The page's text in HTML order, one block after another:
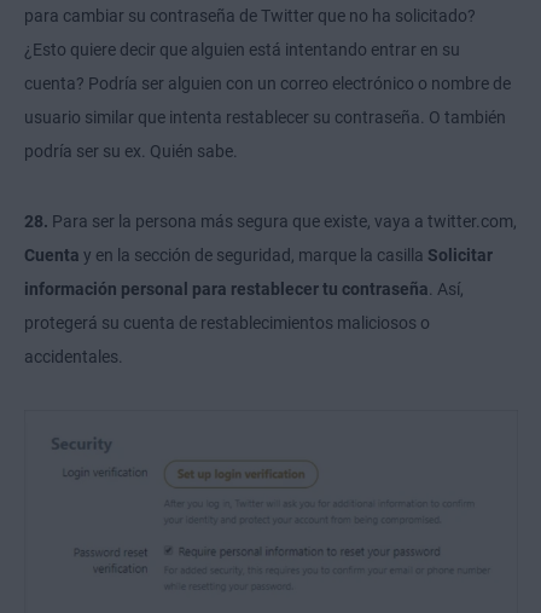
para cambiar su contraseña de Twitter que no ha solicitado?
¿Esto quiere decir que alguien está intentando entrar en su
cuenta? Podría ser alguien con un correo electrónico o nombre de
usuario similar que intenta restablecer su contraseña. O también
podría ser su ex. Quién sabe.
28. Para ser la persona más segura que existe, vaya a twitter.com,
Cuenta y en la sección de seguridad, marque la casilla Solicitar
información personal para restablecer tu contraseña. Así,
protegerá su cuenta de restablecimientos maliciosos o
accidentales.